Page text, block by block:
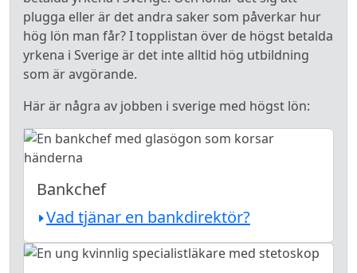
plugga eller är det andra saker som påverkar hur
hög lön man får? I topplistan över de högst betalda
yrkena i Sverige är det inte alltid hög utbildning
som är avgörande.
Här är några av jobben i sverige med högst lön:
Bankchef
Vad tjänar en bankdirektör?